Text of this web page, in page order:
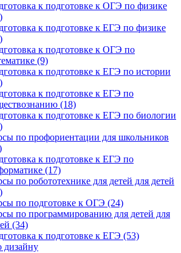
к подготовке к ОГЭ по физике
к подготовке к ЕГЭ по физике
к подготовке к ОГЭ по
(9)
к подготовке к ЕГЭ по истории
к подготовке к ЕГЭ по
(18)
к подготовке к ЕГЭ по биологии
по профориентации для школьников
к подготовке к ЕГЭ по
(17)
по робототехнике для детей для детей
по подготовке к ОГЭ (24)
по программированию для детей для
(34)
к подготовке к ЕГЭ (53)
дизайну